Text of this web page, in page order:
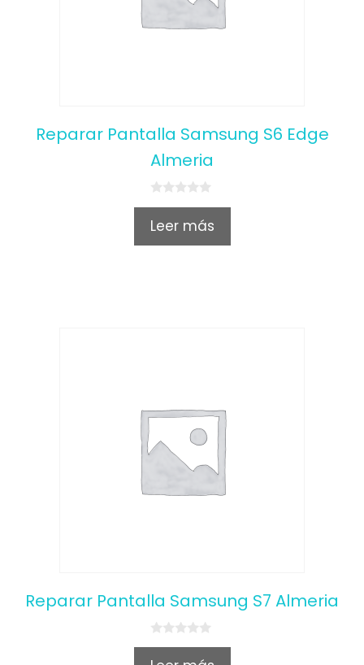
Reparar Pantalla Samsung S6 Edge
Almeria
0
u
Leer más
Reparar Pantalla Samsung S7 Almeria
0